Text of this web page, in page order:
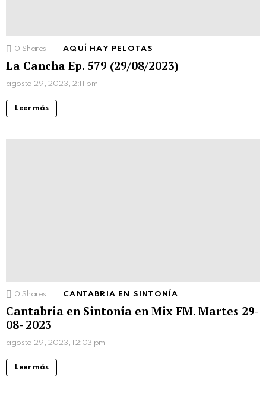
0 Shares AQUÍ HAY PELOTAS
La Cancha Ep. 579 (29/08/2023)
agosto 29, 2023, 2:11 pm
Leer más
0 Shares CANTABRIA EN SINTONÍA
Cantabria en Sintonía en Mix FM. Martes 29-
08- 2023
agosto 29, 2023, 12:03 pm
Leer más